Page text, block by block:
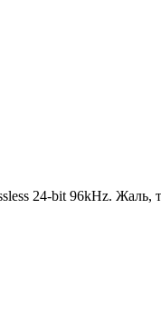
24-bit 96kHz. Жаль,